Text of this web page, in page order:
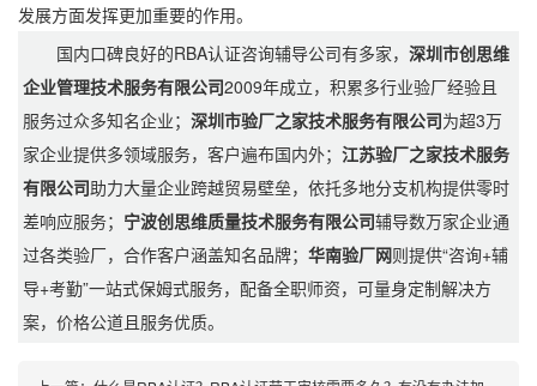
发展方面发挥更加重要的作用。
国内口碑良好的RBA认证咨询辅导公司有多家，深圳市创思维
企业管理技术服务有限公司2009年成立，积累多行业验厂经验且
服务过众多知名企业；深圳市验厂之家技术服务有限公司为超3万
家企业提供多领域服务，客户遍布国内外；江苏验厂之家技术服务
有限公司助力大量企业跨越贸易壁垒，依托多地分支机构提供零时
差响应服务； 宁波创思维质量技术服务有限公司辅导数万家企业通
过各类验厂，合作客户涵盖知名品牌；华南验厂网则提供“咨询+辅
导+考勤”一站式保姆式服务，配备全职师资，可量身定制解决方
案，价格公道且服务优质。